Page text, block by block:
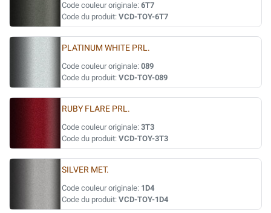
Code couleur originale: 6T7
Code du produit: VCD-TOY-6T7
PLATINUM WHITE PRL.
Code couleur originale: 089
Code du produit: VCD-TOY-089
RUBY FLARE PRL.
Code couleur originale: 3T3
Code du produit: VCD-TOY-3T3
SILVER MET.
Code couleur originale: 1D4
Code du produit: VCD-TOY-1D4